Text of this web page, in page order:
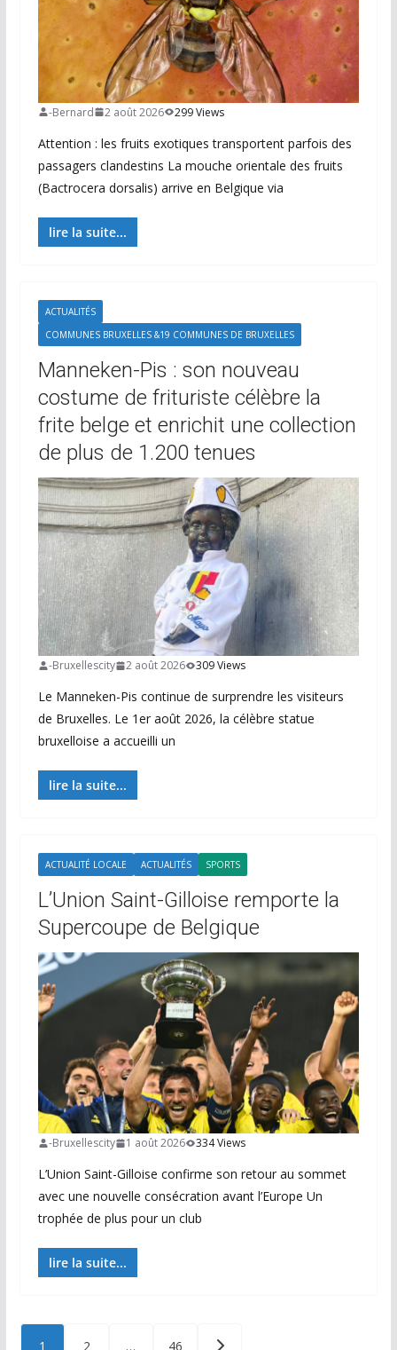
-Bernard 2 août 2026 299 Views
Attention : les fruits exotiques transportent parfois des
passagers clandestins La mouche orientale des fruits
(Bactrocera dorsalis) arrive en Belgique via
lire la suite...
ACTUALITÉS
COMMUNES BRUXELLES &19 COMMUNES DE BRUXELLES
Manneken-Pis : son nouveau
costume de frituriste célèbre la
frite belge et enrichit une collection
de plus de 1.200 tenues
-Bruxellescity 2 août 2026 309 Views
Le Manneken-Pis continue de surprendre les visiteurs
de Bruxelles. Le 1er août 2026, la célèbre statue
bruxelloise a accueilli un
lire la suite...
ACTUALITÉ LOCALE ACTUALITÉS SPORTS
L’Union Saint-Gilloise remporte la
Supercoupe de Belgique
-Bruxellescity 1 août 2026 334 Views
L’Union Saint-Gilloise confirme son retour au sommet
avec une nouvelle consécration avant l’Europe Un
trophée de plus pour un club
lire la suite...
Posts
1 2 … 46